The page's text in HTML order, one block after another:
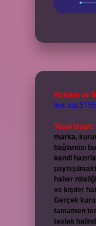
Reklam ve
Yasal Uyarı:
marka,
bağlantısı
kendi
haber
ve kişiler
Gerçek
tamamen
taslak